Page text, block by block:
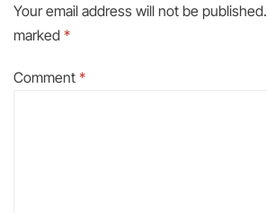
Your email address will not be published.
marked *
Comment *